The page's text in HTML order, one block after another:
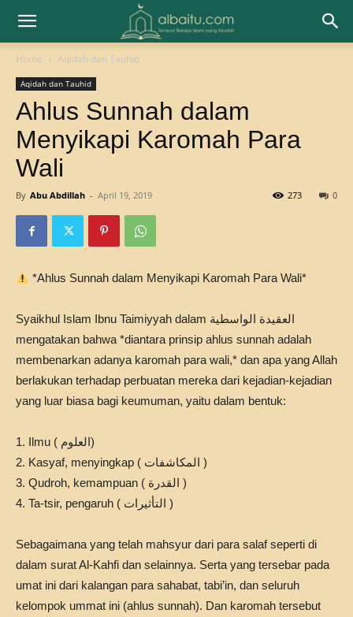
Home Aqidah dan Tauhid
Aqidah dan Tauhid
Ahlus Sunnah dalam
Menyikapi Karomah Para
Wali
By Abu Abdillah - April 19, 2019 0
273
*Ahlus Sunnah dalam Menyikapi Karomah Para Wali*
Syaikhul Islam Ibnu Taimiyyah dalam العقيدة الواسطية
mengatakan bahwa *diantara prinsip ahlus sunnah adalah
membenarkan adanya karomah para wali,* dan apa yang Allah
berlakukan terhadap perbuatan mereka dari kejadian-kejadian
yang luar biasa bagi keumuman, yaitu dalam bentuk:
1. Ilmu ( العلوم)
2. Kasyaf, menyingkap ( المكاشفات )
3. Qudroh, kemampuan ( القدرة )
4. Ta-tsir, pengaruh ( التأثيرات )
Sebagaimana yang telah mahsyur dari para salaf seperti di
dalam surat Al-Kahfi dan selainnya. Serta yang tersebar pada
umat ini dari kalangan para sahabat, tabi’in, dan seluruh
kelompok ummat ini (ahlus sunnah). Dan karomah tersebut